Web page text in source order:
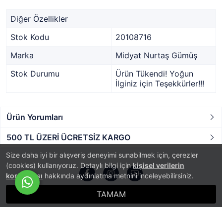
Size daha iyi bir alışveriş deneyimi sunabilmek için, çerezler
(cookies) kullanıyoruz. Detaylı bilgi içinkişisel verilerin
korunması hakkında aydınlatma metnini inceleyebilirsiniz.
TAMAM
Diğer Özellikler
Stok Kodu
20108716
Marka
Midyat Nurtaş Gümüş
Stok Durumu
Ürün Tükendi! Yoğun
İlginiz için Teşekkürler!!!
Ürün Yorumları
500 TL ÜZERİ ÜCRETSİZ KARGO
E-Ticaret Sistemi